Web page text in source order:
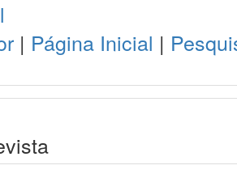
| Página Inicial |